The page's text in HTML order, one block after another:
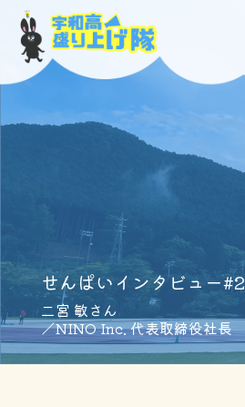
せんぱいインタビュー#2
二宮 敏さん
／NINO Inc. 代表取締役社長